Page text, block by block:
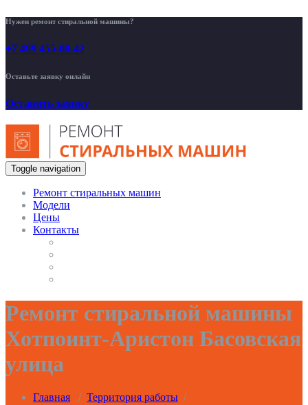
Нужен ремонт стиральной машины?
+7 499 455-00-42
Оставьте заявку онлайн
Оставить заявку
Toggle navigation
Ремонт стиральных машин
Модели
Цены
Контакты
Ремонт стиральной машины
Хотпоинт-Аристон Басовская
улица
Главная / Территория работы /